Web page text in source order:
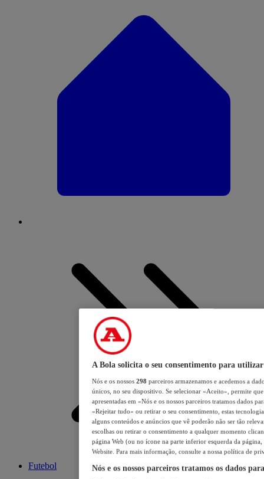
Futebol
A Bola solicita o seu consentimento para utilizar
Nós e os nossos 298 parceiros armazenamos e acedemos a
únicos, no seu dispositivo. Se selecionar «Aceito», permite
apresentadas em «Nós e os nossos parceiros tratamos dados
«Rejeitar tudo» ou retirar o seu consentimento, estas
alguns conteúdos e anúncios que vê poderão não ser tão
escolhas ou retirar o consentimento a qualquer momento
página Web (ou no ícone na parte inferior esquerda da página,
Website. Para mais informação, consulte a nossa política de
Nós e os nossos parceiros tratamos os dados